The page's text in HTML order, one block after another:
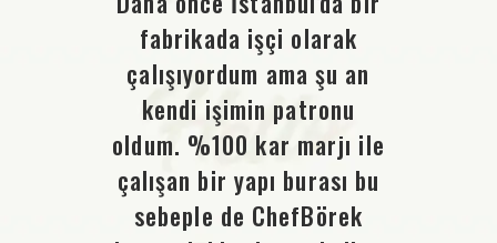
fabrikada işçi olarak
çalışıyordum ama şu an
kendi işimin patronu
oldum. %100 kar marjı ile
çalışan bir yapı burası bu
sebeple de ChefBörek